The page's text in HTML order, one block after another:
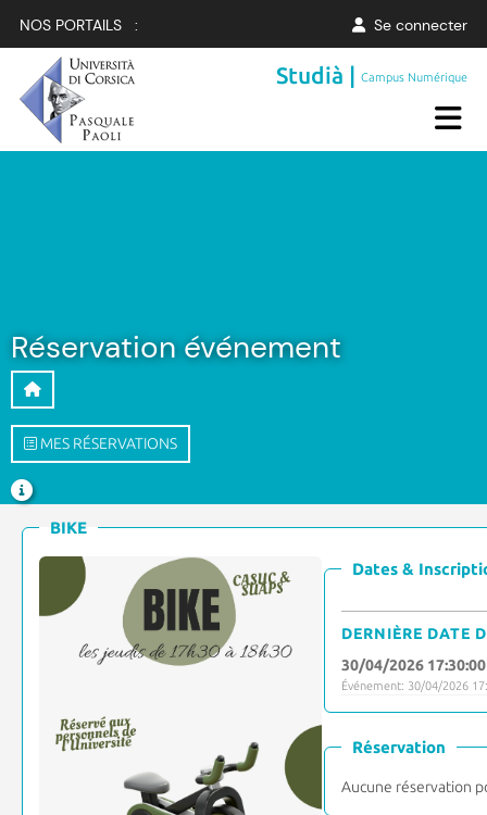
NOS PORTAILS : Se connecter
Studià |Campus Numérique
Réservation événement
MES RÉSERVATIONS
BIKE
Dates &
DERNIÈRE DATE
30/04/2026 17:30:00
Événement: 30/04/2026
Réservation
Aucune réservation